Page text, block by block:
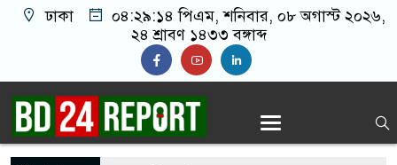
ঢাকা ০৪:২৯:১৫ পিএম, শনিবার, ০৮ অগাস্ট ২০২৬,
২৪ শ্রাবণ ১৪৩৩ বঙ্গাব্দ